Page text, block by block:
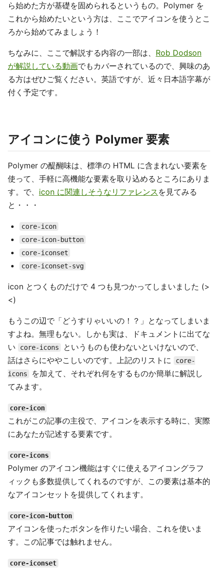
ら始めた方が基礎を固められるというもの。Polymer を
これから始めたいという方は、ここでアイコンを使うとこ
ろから始めてみましょう！
ちなみに、ここで解説する内容の一部は、 Rob Dodson
が解説している動画でもカバーされているので、興味のあ
る方はぜひご覧ください。英語ですが、近々日本語字幕が
付く予定です。
アイコンに使う Polymer 要素
Polymer の醍醐味は、標準の HTML に含まれない要素を
使って、手軽に高機能な要素を取り込めるところにありま
す。で、 icon に関連しそうなリファレンス を見てみる
と・・・
core-icon
core-icon-button
core-iconset
core-iconset-svg
icon とつくものだけで 4 つも見つかってしまいました (>
<)
もうこの辺で「どうすりゃいいの！？」となってしまいま
すよね。無理もない。しかも実は、ドキュメントに出てな
い
core-icons
というものも使わないといけないので、
話はさらにややこしいのです。上記のリストに
core-
icons
を加えて、それぞれ何をするものか簡単に解説し
てみます。
core-icon
これがこの記事の主役で、アイコンを表示する時に、実際
にあなたが記述する要素です。
core-icons
Polymer のアイコン機能はすぐに使えるアイコングラフ
ィックも多数提供してくれるのですが、この要素は基本的
なアイコンセットを提供してくれます。
core-icon-button
アイコンを使ったボタンを作りたい場合、これを使いま
す。この記事では触れません。
core-iconset